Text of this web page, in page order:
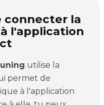
connecter la
l'application
utilise la
permet de
à l'application